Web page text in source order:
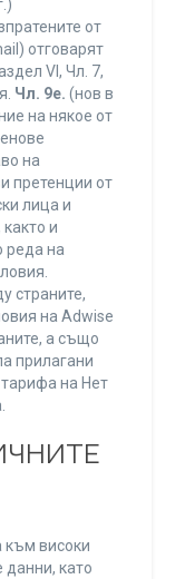
от
отговарят
VI, Чл. 7,
Чл. 9е. (нов в
на някое от
на
претенции от
лица и
и
реда на
страните,
на Adwise
а също
прилагани
на Нет
високи
данни, като